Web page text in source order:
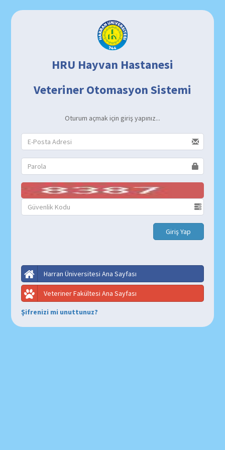
HRU Hayvan Hastanesi
Veteriner Otomasyon Sistemi
Oturum açmak için giriş yapınız...
Harran Üniversitesi Ana Sayfası
Veteriner Fakültesi Ana Sayfası
Şifrenizi mi unuttunuz?